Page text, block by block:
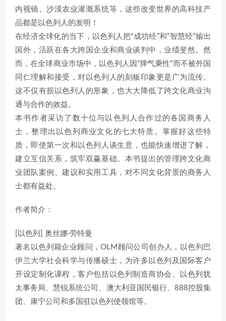
内视镜、沙漠农业灌溉系统等，这些改变世界的高科技产
品都是以色列人的发明！
在经济全球化的当下，以色列人把“成功经”和“智慧经”输出
国外，活跃在各大跨国企业和商业谈判中，业绩斐然。然
而，在全球商业市场中，以色列人因“脾气秉性”而不被外国
同仁理解和接受，对以色列人的刻板印象更是广为流传。
这不仅有损以色列人的形象，也大大降低了跨文化商业沟
通与合作的效益。
本书作者采访了数十位与以色列人合作过的各国商务人
士，整理出以色列商业文化的七大特质。掌握好这些特
质，即使第一次和以色列人谈生意，也能快速增进了解，
建立互信关系，筑牢双赢基础。本书提出的管理跨文化商
业团队案例、建议和实用工具，对不同文化背景的商务人
士都有益处。
作者简介：
[以色列] 奥丝娜·劳特曼
著名以色列籍企业顾问，OLM顾问公司创办人，以色列巴
伊兰大学社会科学与传播硕士，为许多以色列及国际客户
开设定制化课程，客户包括以色列制造商协会、以色列犹
太事务局、慧锐系统公司、澳大利亚国民银行、888控股集
团、康宁公司和多国驻以色列使领馆等。